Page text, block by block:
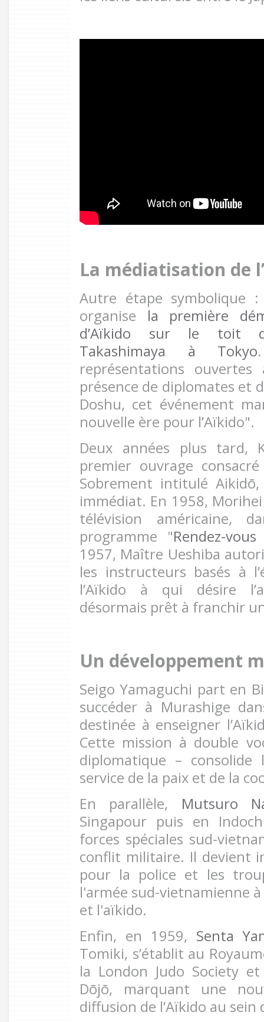
La médiatisation de
Autre étape symbolique
organise la première
d’Aïkido sur le toit
Takashimaya à Tokyo
représentations
présence de diplomates et
Doshu, cet événement
nouvelle ère pour l’Aïkido".
Deux années plus tard,
premier ouvrage
Sobrement intitulé
immédiat. En 1958,
télévision américaine,
programme "Rendez-
1957, Maître Ueshiba
les instructeurs basés à
l’Aïkido à qui désire
désormais prêt à franchir
Un développement
Seigo Yamaguchi part en
succéder à Murashige
destinée à enseigner
Cette mission à double
diplomatique – consolide
service de la paix et de la
En parallèle, Mutsuro
Singapour puis en
forces spéciales sud-
conflit militaire. Il devient
pour la police et les
l'armée sud-vietnamienne
et l'aïkido.
Enfin, en 1959, Senta
Tomiki, s’établit au
la London Judo Society
Dōjō, marquant une
diffusion de l’Aïkido au